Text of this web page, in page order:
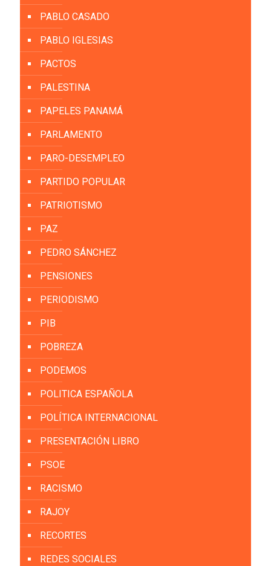
PABLO CASADO
PABLO IGLESIAS
PACTOS
PALESTINA
PAPELES PANAMÁ
PARLAMENTO
PARO-DESEMPLEO
PARTIDO POPULAR
PATRIOTISMO
PAZ
PEDRO SÁNCHEZ
PENSIONES
PERIODISMO
PIB
POBREZA
PODEMOS
POLITICA ESPAÑOLA
POLÍTICA INTERNACIONAL
PRESENTACIÓN LIBRO
PSOE
RACISMO
RAJOY
RECORTES
REDES SOCIALES